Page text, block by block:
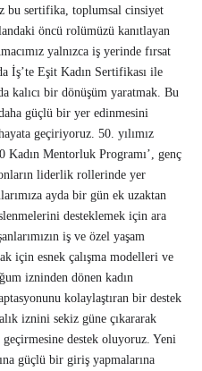
bu sertifika, toplumsal cinsiyet
öncü rolümüzü kanıtlayan
yalnızca iş yerinde fırsat
İş’te Eşit Kadın Sertifikası ile
kalıcı bir dönüşüm yaratmak. Bu
güçlü bir yer edinmesini
geçiriyoruz. 50. yılımız
Kadın Mentorluk Programı’, genç
liderlik rollerinde yer
ayda bir gün ek uzaktan
desteklemek için ara
iş ve özel yaşam
için esnek çalışma modelleri ve
izninden dönen kadın
kolaylaştıran bir destek
iznini sekiz güne çıkararak
destek oluyoruz. Yeni
güçlü bir giriş yapmalarına